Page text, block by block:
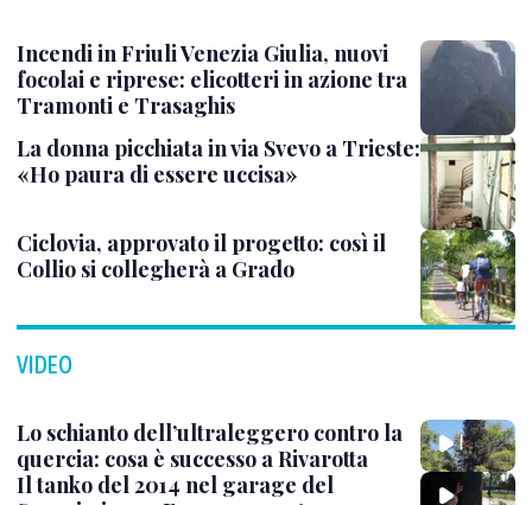
Incendi in Friuli Venezia Giulia, nuovi
focolai e riprese: elicotteri in azione tra
Tramonti e Trasaghis
La donna picchiata in via Svevo a Trieste:
«Ho paura di essere uccisa»
Ciclovia, approvato il progetto: così il
Collio si collegherà a Grado
VIDEO
Lo schianto dell’ultraleggero contro la
quercia: cosa è successo a Rivarotta
Il tanko del 2014 nel garage del